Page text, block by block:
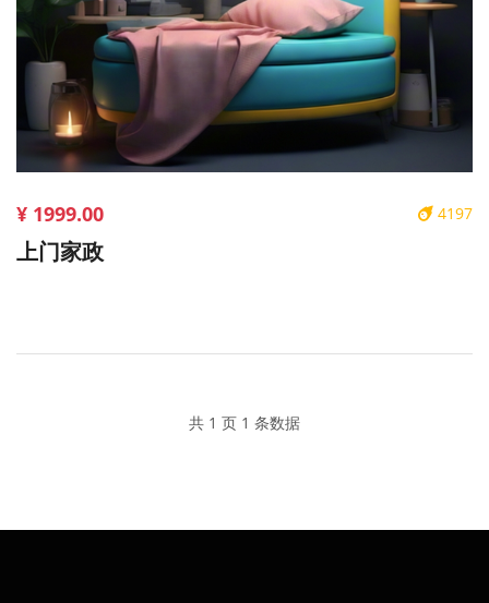
4197
¥ 1999.00
上门家政
共 1 页 1 条数据